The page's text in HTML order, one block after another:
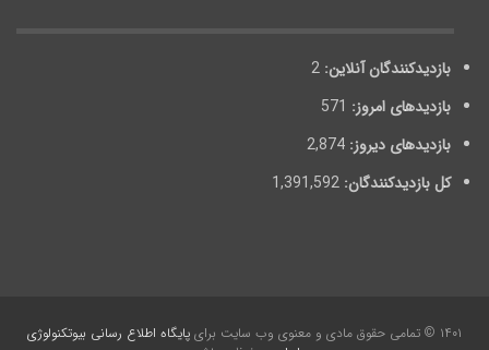
بازدیدکنندگان آنلاین: 2
بازدیدهای امروز: 571
بازدیدهای دیروز: 2,874
کل بازدیدکنند‌گان: 1,391,592
۱۴۰۱ © تمامی حقوق مادی و معنوی وب سایت برای
پایگاه اطلاع رسانی بیوتکنولوژی